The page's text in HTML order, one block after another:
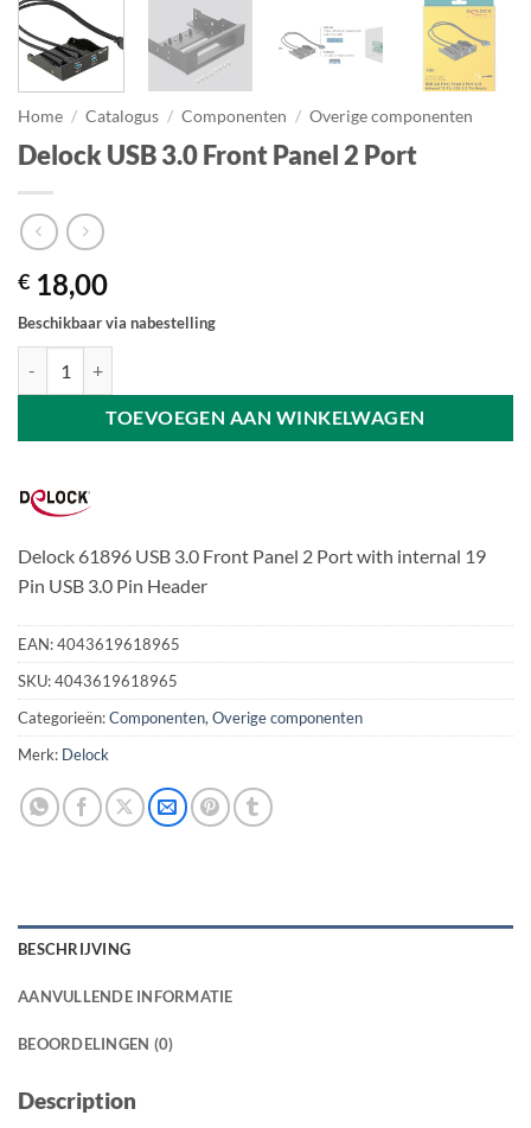
Home / Catalogus / Componenten / Overige componenten
Delock USB 3.0 Front Panel 2 Port
€ 18,00
Beschikbaar via nabestelling
TOEVOEGEN AAN WINKELWAGEN
Delock 61896 USB 3.0 Front Panel 2 Port with internal 19
Pin USB 3.0 Pin Header
EAN:4043619618965
SKU:4043619618965
Categorieën:Componenten, Overige componenten
Merk: Delock
BESCHRIJVING
AANVULLENDE INFORMATIE
BEOORDELINGEN (0)
Description